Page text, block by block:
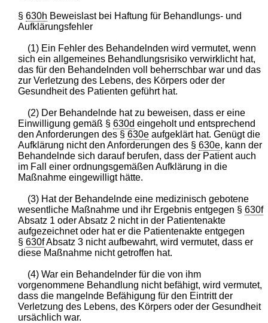
§630h Beweislast bei Haftung für Behandlungs- und
Aufklärungsfehler
(1) Ein Fehler des Behandelnden wird vermutet, wenn
sich ein allgemeines Behandlungsrisiko verwirklicht hat,
das für den Behandelnden voll beherrschbar war und das
zur Verletzung des Lebens, des Körpers oder der
Gesundheit des Patienten geführt hat.
(2) Der Behandelnde hat zu beweisen, dass er eine
Einwilligung gemäß §630d eingeholt und entsprechend
den Anforderungen des §630e aufgeklärt hat. Genügt die
Aufklärung nicht den Anforderungen des §630e, kann der
Behandelnde sich darauf berufen, dass der Patient auch
im Fall einer ordnungsgemäßen Aufklärung in die
Maßnahme eingewilligt hätte.
(3) Hat der Behandelnde eine medizinisch gebotene
wesentliche Maßnahme und ihr Ergebnis entgegen §630f
Absatz 1 oder Absatz 2 nicht in der Patientenakte
aufgezeichnet oder hat er die Patientenakte entgegen
§630fAbsatz 3 nicht aufbewahrt, wird vermutet, dass er
diese Maßnahme nicht getroffen hat.
(4) War ein Behandelnder für die von ihm
vorgenommene Behandlung nicht befähigt, wird vermutet,
dass die mangelnde Befähigung für den Eintritt der
Verletzung des Lebens, des Körpers oder der Gesundheit
ursächlich war.